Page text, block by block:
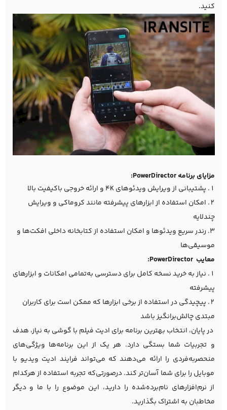
کنید.
مزایای برنامه PowerDirector:
پشتیبانی از ویرایش ویدئوهای 4K و ارائه خروجی باکیفیت بالا
امکان استفاده از ابزارهای پیشرفته مانند کروماکی و ویرایش
چندلایه
رندر سریع ویدئوها و امکان استفاده از کتابخانه داخلی افکت‌ها و
موسیقی‌ها
معایب PowerDirector:
نیاز به خرید نسخه کامل برای دسترسی به‌تمامی امکانات و ابزارهای
پیشرفته
پیچیدگی در استفاده از برخی ابزارها که ممکن است برای کاربران
مبتدی چالش‌برانگیز باشد
در پایان، انتخاب بهترین برنامه برای ادیت فیلم با گوشی به نیاز، هدف
و تجربیات شما بستگی دارد. هر یک از این برنامه‌ها ویژگی‌های
منحصربه‌فردی را ارائه می‌دهند که می‌تواند فرایند ادیت ویدیو با
موبایل را برای شما آسان‌تر کند. درصورتی‌که تجربه استفاده از هرکدام
از نرم‌افزارهای نام‌برده‌شده را دارید، این موضوع را با ما و دیگر
مخاطبان به اشتراک بگذارید.